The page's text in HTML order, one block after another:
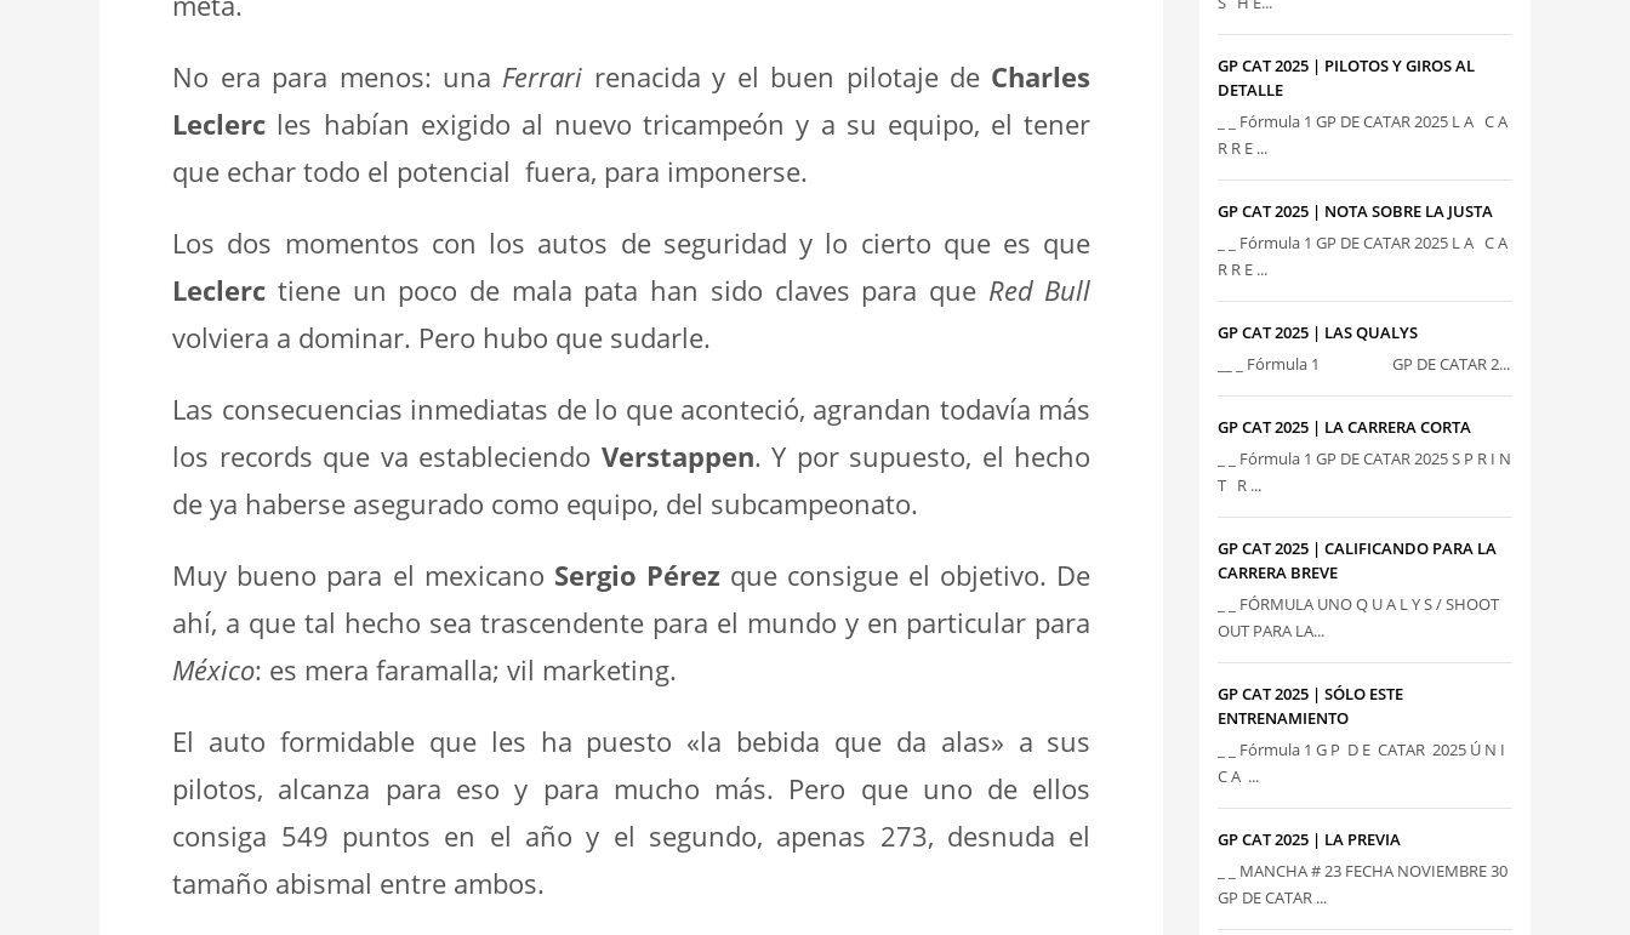
No era para menos: una Ferrari renacida y el buen pilotaje de Charles
Leclerc les habían exigido al nuevo tricampeón y a su equipo, el tener
que echar todo el potencial fuera, para imponerse.
Los dos momentos con los autos de seguridad y lo cierto que es que
Leclerc tiene un poco de mala pata han sido claves para que Red Bull
volviera a dominar. Pero hubo que sudarle.
Las consecuencias inmediatas de lo que aconteció, agrandan todavía más
los records que va estableciendo Verstappen. Y por supuesto, el hecho
de ya haberse asegurado como equipo, del subcampeonato.
Muy bueno para el mexicano Sergio Pérez que consigue el objetivo. De
ahí, a que tal hecho sea trascendente para el mundo y en particular para
México: es mera faramalla; vil marketing.
El auto formidable que les ha puesto «la bebida que da alas» a sus
pilotos, alcanza para eso y para mucho más. Pero que uno de ellos
consiga 549 puntos en el año y el segundo, apenas 273, desnuda el
tamaño abismal entre ambos.
GP CAT 2025 | PILOTOS Y GIROS AL
DETALLE
_ _ Fórmula 1 GP DE CATAR 2025 L A C A
R R E ...
GP CAT 2025 | NOTA SOBRE LA JUSTA
_ _ Fórmula 1 GP DE CATAR 2025 L A C A
R R E ...
GP CAT 2025 | LAS QUALYS
__ _ Fórmula 1 GP DE CATAR 2...
GP CAT 2025 | LA CARRERA CORTA
_ _ Fórmula 1 GP DE CATAR 2025 S P R I N
T R ...
GP CAT 2025 | CALIFICANDO PARA LA
CARRERA BREVE
_ _ FÓRMULA UNO Q U A L Y S / SHOOT
OUT PARA LA...
GP CAT 2025 | SÓLO ESTE
ENTRENAMIENTO
_ _ Fórmula 1 G P D E CATAR 2025 Ú N I
C A ...
GP CAT 2025 | LA PREVIA
_ _ MANCHA # 23 FECHA NOVIEMBRE 30
GP DE CATAR ...